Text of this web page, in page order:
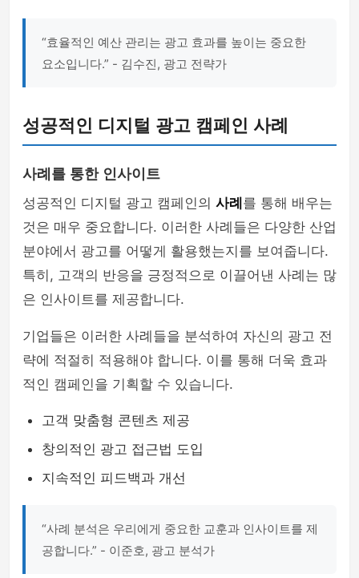
“효율적인 예산 관리는 광고 효과를 높이는 중요한
요소입니다.” - 김수진, 광고 전략가
성공적인 디지털 광고 캠페인 사례
사례를 통한 인사이트
성공적인 디지털 광고 캠페인의 사례 를 통해 배우는
것은 매우 중요합니다. 이러한 사례들은 다양한 산업
분야에서 광고를 어떻게 활용했는지를 보여줍니다.
특히, 고객의 반응을 긍정적으로 이끌어낸 사례는 많
은 인사이트를 제공합니다.
기업들은 이러한 사례들을 분석하여 자신의 광고 전
략에 적절히 적용해야 합니다. 이를 통해 더욱 효과
적인 캠페인을 기획할 수 있습니다.
고객 맞춤형 콘텐츠 제공
창의적인 광고 접근법 도입
지속적인 피드백과 개선
“사례 분석은 우리에게 중요한 교훈과 인사이트를 제
공합니다.” - 이준호, 광고 분석가